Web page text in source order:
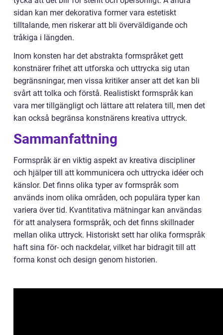
sidan kan mer dekorativa former vara estetiskt
tilltalande, men riskerar att bli överväldigande och
tråkiga i längden.
Inom konsten har det abstrakta formspråket gett
konstnärer frihet att utforska och uttrycka sig utan
begränsningar, men vissa kritiker anser att det kan bli
svårt att tolka och förstå. Realistiskt formspråk kan
vara mer tillgängligt och lättare att relatera till, men det
kan också begränsa konstnärens kreativa uttryck.
Sammanfattning
Formspråk är en viktig aspekt av kreativa discipliner
och hjälper till att kommunicera och uttrycka idéer och
känslor. Det finns olika typer av formspråk som
används inom olika områden, och populära typer kan
variera över tid. Kvantitativa mätningar kan användas
för att analysera formspråk, och det finns skillnader
mellan olika uttryck. Historiskt sett har olika formspråk
haft sina för- och nackdelar, vilket har bidragit till att
forma konst och design genom historien.